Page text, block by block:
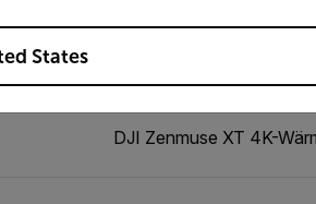
DJI Zenmuse X3 4K-
DJI Zenmuse XT 4K-
Locations
States